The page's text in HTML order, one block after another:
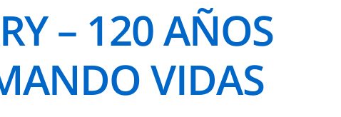
– 120 AÑOS
VIDAS